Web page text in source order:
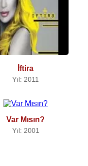
İftira
Yıl: 2011
Var Mısın?
Yıl: 2001